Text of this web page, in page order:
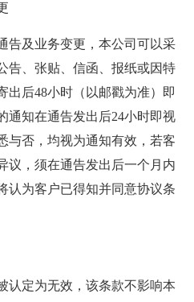
告及业务变更，本公司可以采
告、张贴、信函、报纸或因特
出后48小时（以邮戳为准）即
通知在通告发出后24小时即视
与否，均视为通知有效，若客
议，须在通告发出后一个月内
认为客户已得知并同意协议条
认定为无效，该条款不影响本